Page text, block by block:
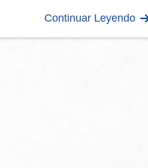
Continuar Leyendo